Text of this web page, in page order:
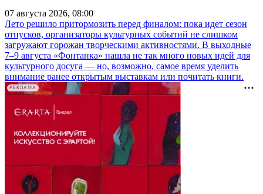
07 августа 2026, 08:00
Лето решило притормозить перед финалом: пока идет сезон
отпусков, организаторы культурных событий не слишком
загружают горожан творческими активностями. В выходные
7–9 августа «Фонтанка» нашла не так много новых идей для
культурного досуга — но, возможно, самое время уделить
внимание ранее открытым выставкам или почитать книги.
РЕКЛАМА